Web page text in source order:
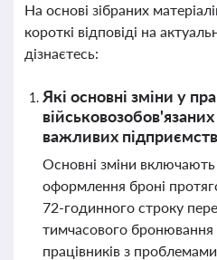
На основі зібраних
короткі відповіді на
дізнаєтесь:
Які основні зміни у
важливих
Основні зміни
оформлення броні
72-годинного строку
тимчасового бронювання
працівників з